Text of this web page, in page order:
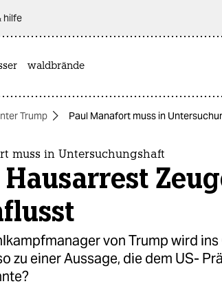
hilfe
waldbrände
Trump Paul Manafort muss in
muss in Untersuchungshaft
von Trump wird
zu einer Aussage, die dem US-